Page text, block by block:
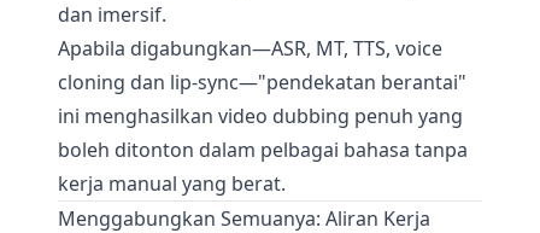
dan imersif.
Apabila digabungkan—ASR, MT, TTS, voice
cloning dan lip-sync—"pendekatan berantai"
ini menghasilkan video dubbing penuh yang
boleh ditonton dalam pelbagai bahasa tanpa
kerja manual yang berat.
Menggabungkan Semuanya: Aliran Kerja